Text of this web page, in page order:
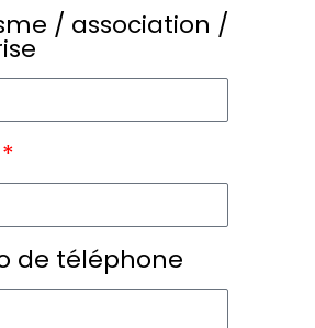
/ association /
de téléphone